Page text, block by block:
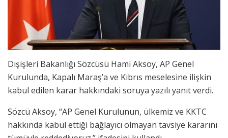
Dışişleri Bakanlığı Sözcüsü Hami Aksoy, AP Genel
Kurulunda, Kapalı Maraş’a ve Kıbrıs meselesine ilişkin
kabul edilen karar hakkındaki soruya yazılı yanıt verdi.
Sözcü Aksoy, “AP Genel Kurulunun, ülkemiz ve KKTC
hakkında kabul ettiği bağlayıcı olmayan tavsiye kararını